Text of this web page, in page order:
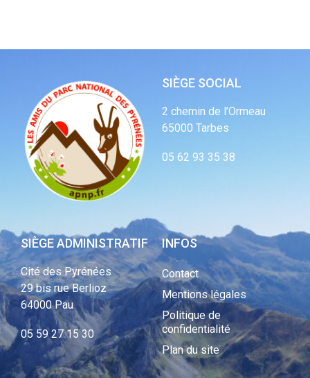
SIÈGE SOCIAL
2 chemin de l’Ormeau
65000 Tarbes
05 62 93 35 38
SIÈGE ADMINISTRATIF
Cité des Pyrénées
29 bis rue Berlioz
64000 Pau
05 59 27 15 30
INFOS
Contact
Mentions légales
Politique de
confidentialité
Plan du site